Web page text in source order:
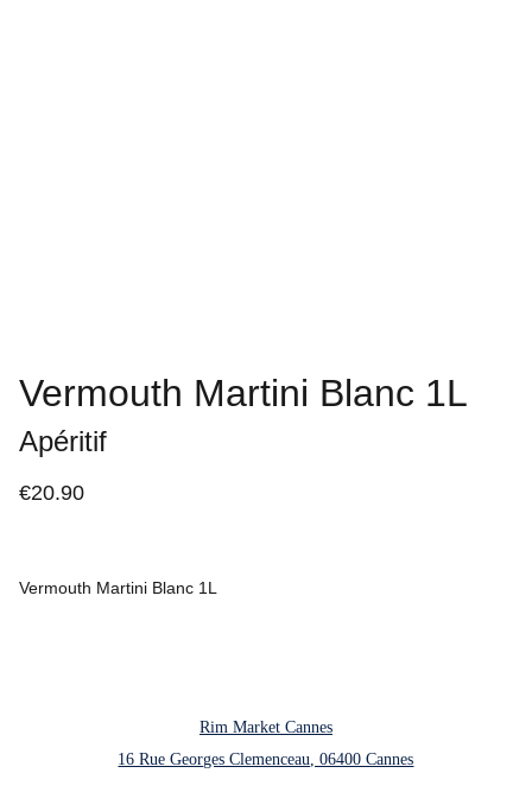
Vermouth Martini Blanc 1L
Apéritif
€20.90
Vermouth Martini Blanc 1L
Rim Market Cannes
16 Rue Georges Clemenceau, 06400 Cannes